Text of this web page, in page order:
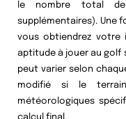
le nombre total
supplémentaires). Une
vous obtiendrez votre
aptitude à jouer au golf
peut varier selon
modifié si le
météorologiques